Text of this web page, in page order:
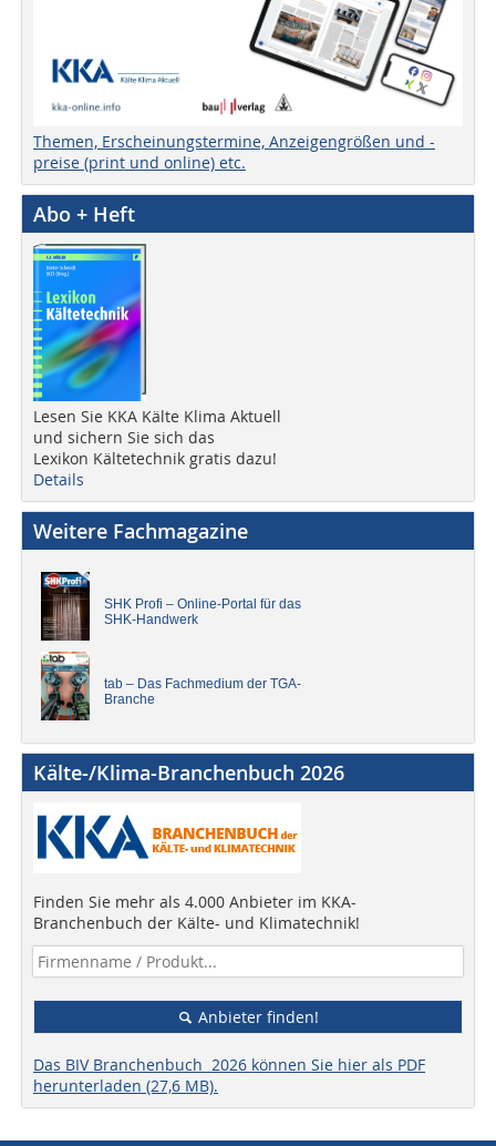
Themen, Erscheinungstermine, Anzeigengrößen und -
preise (print und online) etc.
Abo + Heft
Lesen Sie KKA Kälte Klima Aktuell
und sichern Sie sich das
Lexikon Kältetechnik gratis dazu!
Details
Weitere Fachmagazine
SHK Profi – Online-Portal für das
SHK-Handwerk
tab – Das Fachmedium der TGA-
Branche
Kälte-/Klima-Branchenbuch 2026
Finden Sie mehr als 4.000 Anbieter im KKA-
Branchenbuch der Kälte- und Klimatechnik!
Anbieter finden!
Das BIV Branchenbuch 2026 können Sie hier als PDF
herunterladen (27,6 MB).